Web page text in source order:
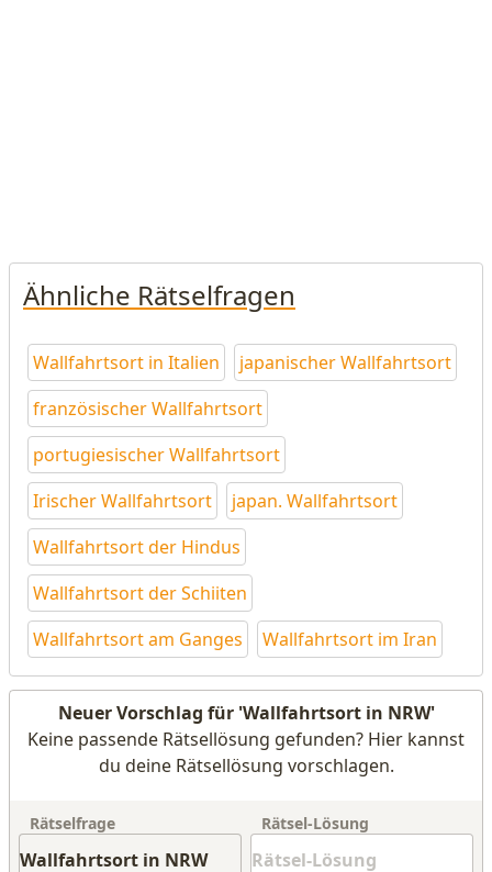
Ähnliche Rätselfragen
Wallfahrtsort in Italien
japanischer Wallfahrtsort
französischer Wallfahrtsort
portugiesischer Wallfahrtsort
Irischer Wallfahrtsort
japan. Wallfahrtsort
Wallfahrtsort der Hindus
Wallfahrtsort der Schiiten
Wallfahrtsort am Ganges
Wallfahrtsort im Iran
Neuer Vorschlag für 'Wallfahrtsort in NRW'
Keine passende Rätsellösung gefunden? Hier kannst
du deine Rätsellösung vorschlagen.
Rätselfrage Rätsel-Lösung